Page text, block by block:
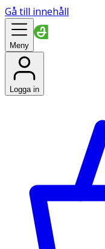
Gå till innehåll
Meny
Logga in